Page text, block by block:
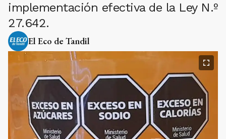
implementación efectiva de la Ley N.º
27.642.
El Eco de Tandil